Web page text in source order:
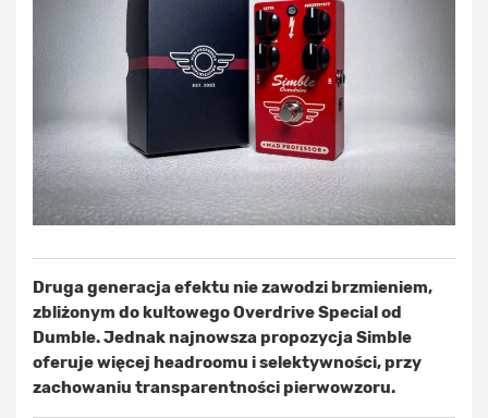
Druga generacja efektu nie zawodzi brzmieniem,
zbliżonym do kultowego Overdrive Special od
Dumble. Jednak najnowsza propozycja Simble
oferuje więcej headroomu i selektywności, przy
zachowaniu transparentności pierwowzoru.